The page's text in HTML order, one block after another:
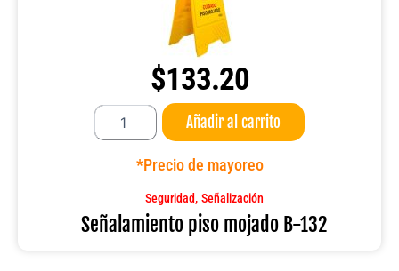
$133.20
Señalamiento
mojado
Añadir al carrito
*Precio de mayoreo
Seguridad, Señalización
Señalamiento piso mojado B-132